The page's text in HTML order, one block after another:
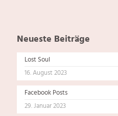
Neueste Beiträge
Lost Soul
16. August 2023
Facebook Posts
29. Januar 2023